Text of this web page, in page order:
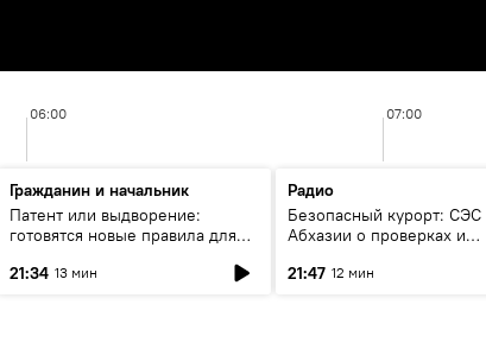
06:00 07:00
Гражданин и начальник
Патент или выдворение:
готовятся новые правила для
Абхазии
21:34 13 мин
Радио
Безопасный курорт: СЭС
Абхазии о проверках и
21:47 12 мин